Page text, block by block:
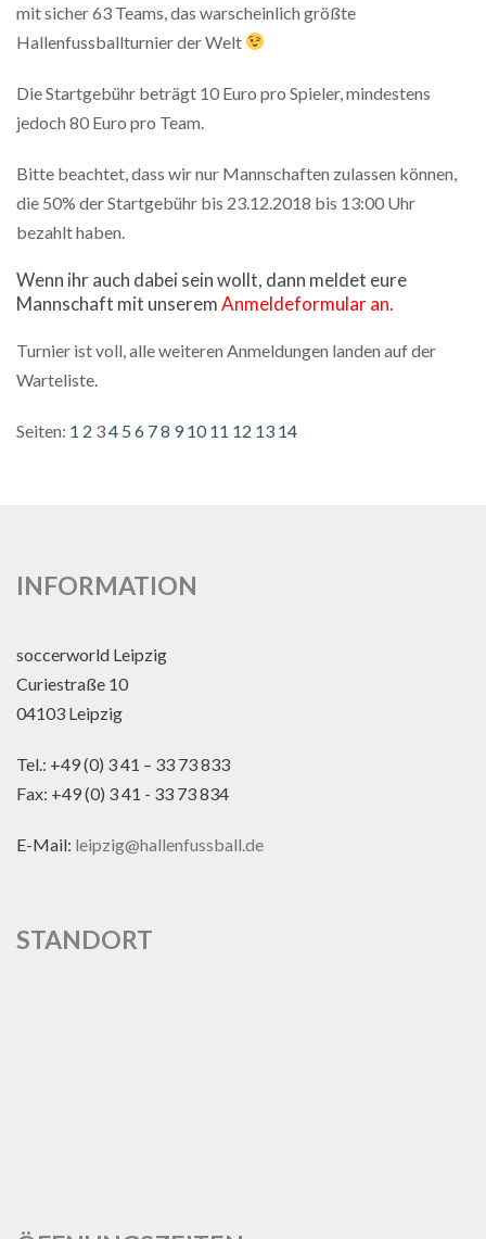
mit sicher 63 Teams, das warscheinlich größte
Hallenfussballturnier der Welt
Die Startgebühr beträgt 10 Euro pro Spieler, mindestens
jedoch 80 Euro pro Team.
Bitte beachtet, dass wir nur Mannschaften zulassen können,
die 50% der Startgebühr bis 23.12.2018 bis 13:00 Uhr
bezahlt haben.
Wenn ihr auch dabei sein wollt, dann meldet eure
Mannschaft mit unseremAnmeldeformular an.
Turnier ist voll, alle weiteren Anmeldungen landen auf der
Warteliste.
Seiten: 1 2 34 5 6 78 9 10 11 12 13 14
INFORMATION
soccerworld Leipzig
Curiestraße 10
04103 Leipzig
Tel.: +49 (0) 3 41 – 33 73 833
Fax: +49 (0) 3 41 - 33 73 834
E-Mail: leipzig@hallenfussball.de
STANDORT